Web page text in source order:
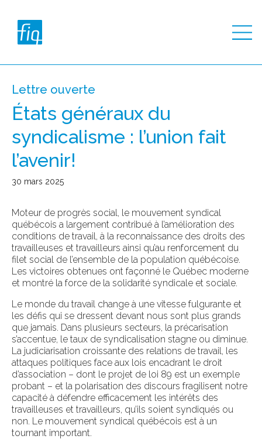
Lettre ouverte
États généraux du
syndicalisme : l’union fait
l’avenir!
30 mars 2025
Moteur de progrès social, le mouvement syndical
québécois a largement contribué à l’amélioration des
conditions de travail, à la reconnaissance des droits des
travailleuses et travailleurs ainsi qu’au renforcement du
filet social de l’ensemble de la population québécoise.
Les victoires obtenues ont façonné le Québec moderne
et montré la force de la solidarité syndicale et sociale.
Le monde du travail change à une vitesse fulgurante et
les défis qui se dressent devant nous sont plus grands
que jamais. Dans plusieurs secteurs, la précarisation
s’accentue, le taux de syndicalisation stagne ou diminue.
La judiciarisation croissante des relations de travail, les
attaques politiques face aux lois encadrant le droit
d’association – dont le projet de loi 89 est un exemple
probant – et la polarisation des discours fragilisent notre
capacité à défendre efficacement les intérêts des
travailleuses et travailleurs, qu’ils soient syndiqués ou
non. Le mouvement syndical québécois est à un
tournant important.